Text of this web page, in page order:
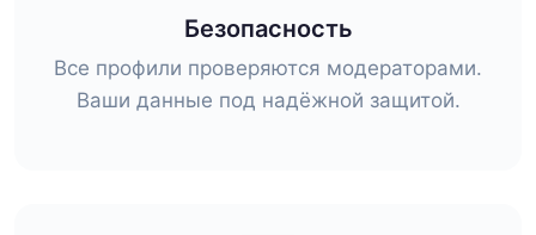
Безопасность
Все профили проверяются модераторами.
Ваши данные под надёжной защитой.